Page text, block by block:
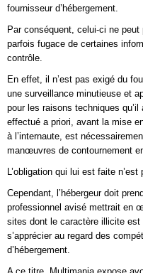
fournisseur d’hébergement.
Par conséquent, celui-ci ne peut
parfois fugace de certaines
contrôle.
En effet, il n’est pas exigé du
une surveillance minutieuse et
pour les raisons techniques
effectué a priori, avant la mise
à l’internaute, est
manœuvres de contournement
L’obligation qui lui est faite
Cependant, l’hébergeur doit
professionnel avisé mettrait en
sites dont le caractère illicite
s’apprécier au regard des
d’hébergement.